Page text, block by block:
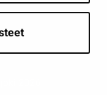
2026